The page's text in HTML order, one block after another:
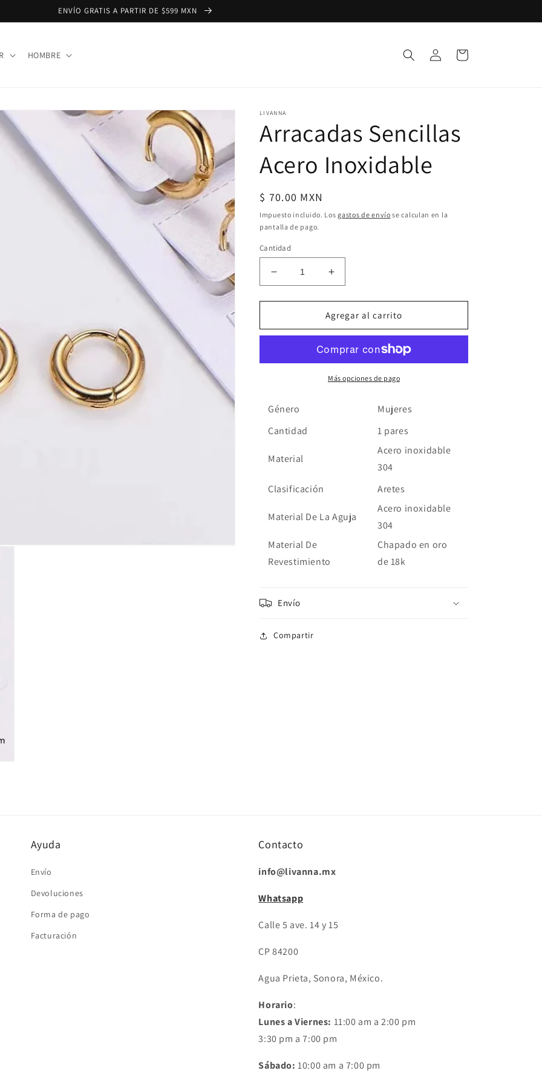
ENVÍO GRATIS A PARTIR DE $599 MXN
HOMBRE
Iniciar
sesión
Carrito
LIVANNA
Arracadas Sencillas
Acero Inoxidable
Precio
habitual
$ 70.00 MXN
Impuesto incluido. Los gastos de envío se calculan en la
pantalla de pago.
Cantidad
Reducir
cantidad
para
Sencillas
Inoxidable
Aumentar
cantidad
para
Arracadas
Sencillas
Inoxidable
Agregar al carrito
Más opciones de pago
Género
Mujeres
Cantidad
1 pares
Material
Acero inoxidable
304
Clasificación
Aretes
Material De La Aguja
Acero inoxidable
304
Material De
Revestimiento
Chapado en oro
de 18k
Envío
Compartir
Ayuda
Envío
Devoluciones
Forma de pago
Facturación
Contacto
info@livanna.mx
Whatsapp
Calle 5 ave. 14 y 15
CP 84200
Agua Prieta, Sonora, México.
Horario:
Lunes a Viernes: 11:00 am a 2:00 pm
3:30 pm a 7:00 pm
Sábado:10:00 am a 7:00 pm